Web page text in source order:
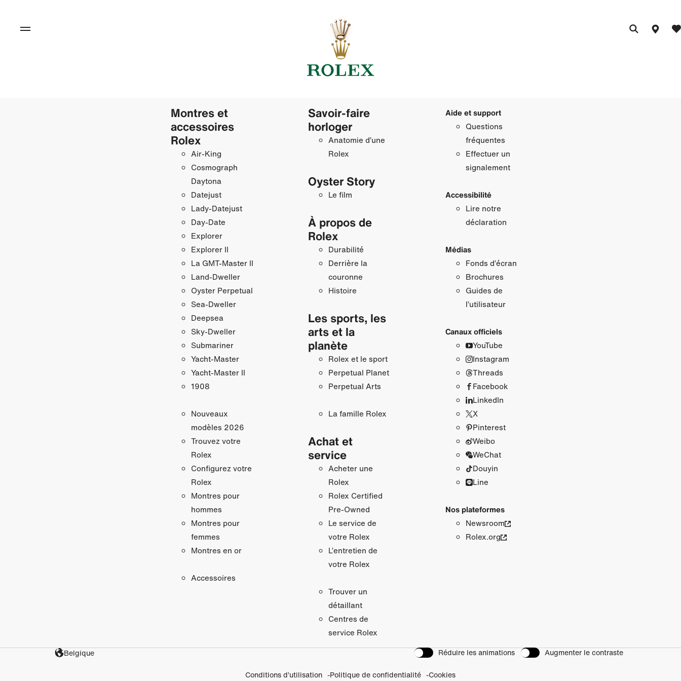
Montres et
accessoires
Rolex
Air‑King
Cosmograph
Daytona
Datejust
Lady‑Datejust
Day‑Date
Explorer
Explorer II
La GMT‑Master II
Land-Dweller
Oyster Perpetual
Sea-Dweller
Deepsea
Sky‑Dweller
Submariner
Yacht‑Master
Yacht‑Master II
1908
Nouveaux
modèles 2026
Trouvez votre
Rolex
Configurez votre
Rolex
Montres pour
hommes
Montres pour
femmes
Montres en or
Accessoires
Savoir‑faire
horloger
Anatomie d’une
Rolex
Oyster Story
Le film
À propos de
Rolex
Durabilité
Derrière la
couronne
Histoire
Les sports, les
arts et la
planète
Rolex et le sport
Perpetual Planet
Perpetual Arts
La famille Rolex
Achat et
service
Acheter une
Rolex
Rolex Certified
Pre-Owned
Le service de
votre Rolex
L’entretien de
votre Rolex
Trouver un
détaillant
Centres de
service Rolex
Aide et support
Questions
fréquentes
Effectuer un
signalement
Accessibilité
Lire notre
déclaration
Médias
Fonds d’écran
Brochures
Guides de
l’utilisateur
Canaux officiels
YouTube
Instagram
Threads
Facebook
LinkedIn
X
Pinterest
Weibo
WeChat
Douyin
Line
Nos plateformes
Newsroom
Rolex.org
Belgique Réduire les animations Augmenter le contraste
Conditions d’utilisation Politique de confidentialité Cookies